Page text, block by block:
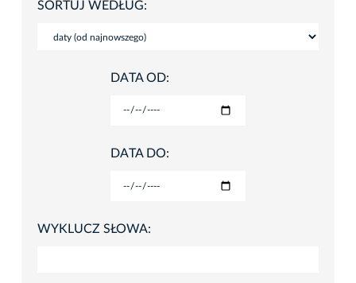
SORTUJ WEDŁUG:
DATA OD:
DATA DO:
WYKLUCZ SŁOWA: